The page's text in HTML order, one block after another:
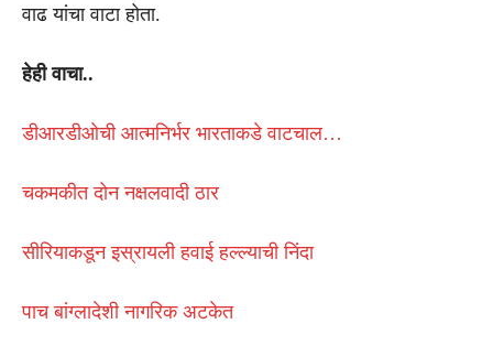
वाढ यांचा वाटा होता.
हेही वाचा..
डीआरडीओची आत्मनिर्भर भारताकडे वाटचाल…
चकमकीत दोन नक्षलवादी ठार
सीरियाकडून इस्रायली हवाई हल्ल्याची निंदा
पाच बांग्लादेशी नागरिक अटकेत